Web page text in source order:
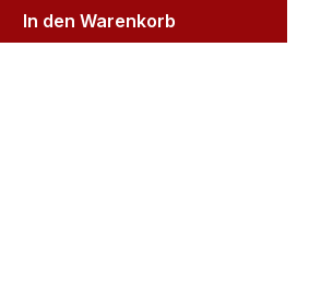
gewünschten Wert
In den Warenkorb